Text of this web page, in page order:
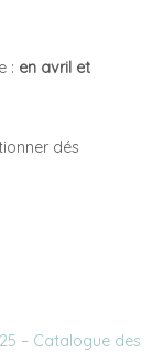
: en avril et
dés
– Catalogue des